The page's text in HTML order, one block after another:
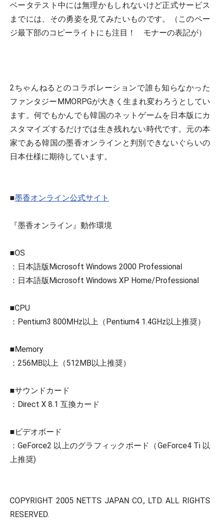
ベータテスト中には無理かもしれないけど正式サービス
までには、その勇姿を見てみたいものです。（このペー
ジ最下部のコピーライトにも注目！ モナーの表記が）
2ちゃんねるとのコラボレーションで誰も知らなかった
ファンタジーMMORPGが大きく生まれ変わろうとしてい
ます。何でもかんでも韓国のネットゲームを日本版にカ
スタマイズするだけでは生き残れない時代です。元の本
家である韓国の墨香オンラインと判別できないぐらいの
日本仕様に期待しています。
■墨香オンライン公式サイト
『墨香オンライン』動作環境
■OS
：日本語版Microsoft Windows 2000 Professional
：日本語版Microsoft Windows XP Home/Professional
■CPU
：Pentium3 800MHz以上（Pentium4 1.4GHz以上推奨）
■Memory
：256MB以上（512MB以上推奨）
■サウンドカード
：Direct X 8.1 互換カード
■ビデオボード
：GeForce2 以上のグラフィックボード（GeForce4 Ti 以
上推奨)
COPYRIGHT 2005 NETTS JAPAN CO., LTD. ALL RIGHTS
RESERVED.